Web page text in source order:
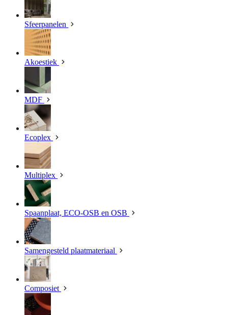
Sfeerpanelen
Akoestiek
MDF
Ecoplex
Multiplex
Spaanplaat, ECO-OSB en OSB
Samengesteld plaatmateriaal
Composiet